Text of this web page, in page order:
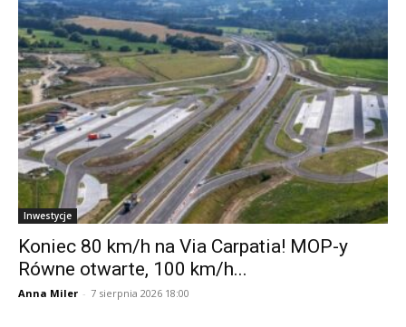
Inwestycje
Koniec 80 km/h na Via Carpatia! MOP-y
Równe otwarte, 100 km/h...
Anna Miler - 7 sierpnia 2026 18:00